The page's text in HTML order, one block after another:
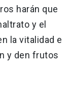
harán que
y el
la vitalidad e
y den frutos